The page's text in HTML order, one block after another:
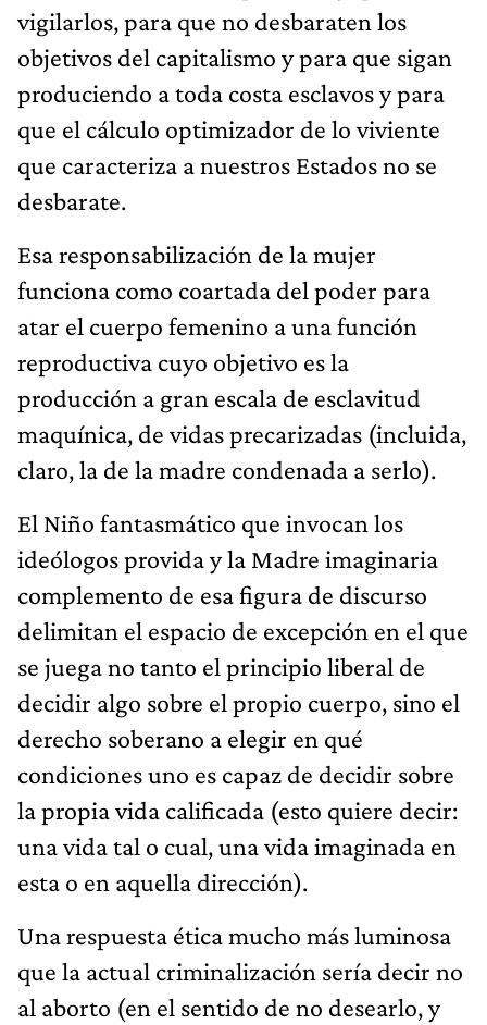
vigilarlos, para que no desbaraten los
objetivos del capitalismo y para que sigan
produciendo a toda costa esclavos y para
que el cálculo optimizador de lo viviente
que caracteriza a nuestros Estados no se
desbarate.
Esa responsabilización de la mujer
funciona como coartada del poder para
atar el cuerpo femenino a una función
reproductiva cuyo objetivo es la
producción a gran escala de esclavitud
maquínica, de vidas precarizadas (incluida,
claro, la de la madre condenada a serlo).
El Niño fantasmático que invocan los
ideólogos provida y la Madre imaginaria
complemento de esa figura de discurso
delimitan el espacio de excepción en el que
se juega no tanto el principio liberal de
decidir algo sobre el propio cuerpo, sino el
derecho soberano a elegir en qué
condiciones uno es capaz de decidir sobre
la propia vida calificada (esto quiere decir:
una vida tal o cual, una vida imaginada en
esta o en aquella dirección).
Una respuesta ética mucho más luminosa
que la actual criminalización sería decir no
al aborto (en el sentido de no desearlo, y